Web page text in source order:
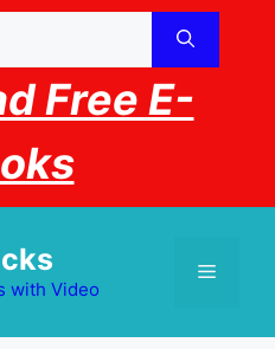
Free E-
with Video
Menu